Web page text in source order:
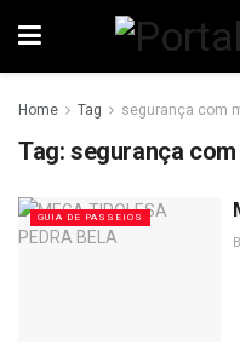
Home Tag segurança com
Tag: segurança
GUIA DE PASSEIOS